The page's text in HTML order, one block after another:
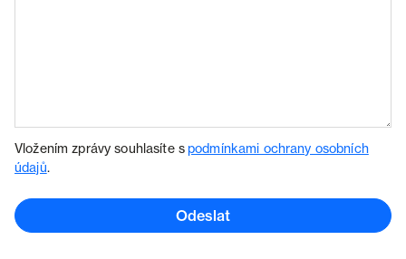
Vložením zprávy souhlasíte spodmínkami ochrany osobních
údajů.
Odeslat